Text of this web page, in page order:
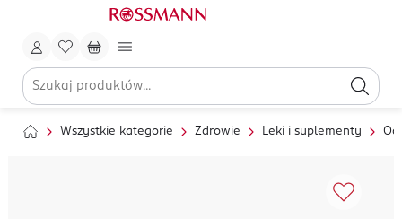
Wszystkie kategorie Zdrowie Leki i suplementy